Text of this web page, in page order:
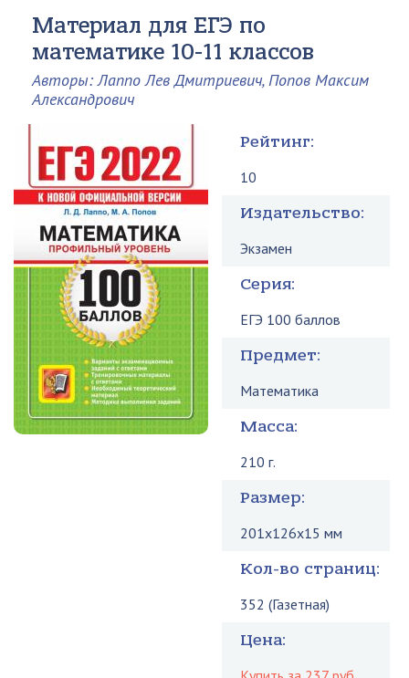
Материал для ЕГЭ по
математике 10-11 классов
Авторы: Лаппо Лев Дмитриевич, Попов Максим
Александрович
Рейтинг:
10
Издательство:
Экзамен
Серия:
ЕГЭ 100 баллов
Предмет:
Математика
Масса:
210 г.
Размер:
201x126x15 мм
Кол-во страниц:
352 (Газетная)
Цена: